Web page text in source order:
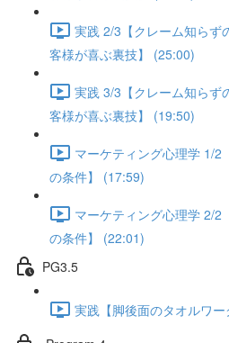
実践 2/3【クレーム知らず
客様が喜ぶ裏技】 (25:00)
実践 3/3【クレーム知らず
客様が喜ぶ裏技】 (19:50)
マーケティング心理学 1/2
の条件】 (17:59)
マーケティング心理学 2/2
の条件】 (22:01)
PG3.5
実践【脚後面のタオルワ